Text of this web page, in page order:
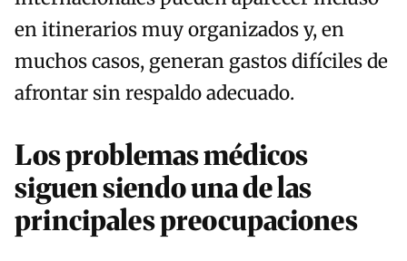
en itinerarios muy organizados y, en
muchos casos, generan gastos difíciles de
afrontar sin respaldo adecuado.
Los problemas médicos
siguen siendo una de las
principales preocupaciones